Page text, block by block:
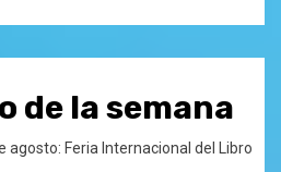
de la semana
agosto: Feria Internacional del Libro